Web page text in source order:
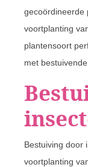
gecoördineerde
voortplanting
plantensoort
met bestuivende
Bestuiving door
voortplanting